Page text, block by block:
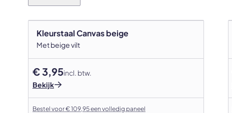
Kleurstaal Canvas beige
Met beige vilt
€ 3,95incl. btw.
Bekijk
Bestel voor € 109,95 een volledig paneel